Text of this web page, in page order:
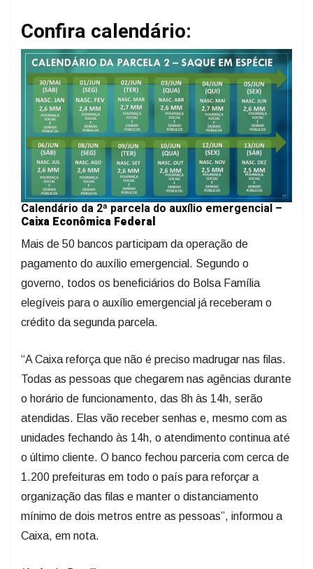
Confira calendário:
Calendário da 2ª parcela do auxílio emergencial –
Caixa Econômica Federal
Mais de 50 bancos participam da operação de
pagamento do auxílio emergencial. Segundo o
governo, todos os beneficiários do Bolsa Família
elegíveis para o auxílio emergencial já receberam o
crédito da segunda parcela.
“A Caixa reforça que não é preciso madrugar nas filas.
Todas as pessoas que chegarem nas agências durante
o horário de funcionamento, das 8h às 14h, serão
atendidas. Elas vão receber senhas e, mesmo com as
unidades fechando às 14h, o atendimento continua até
o último cliente. O banco fechou parceria com cerca de
1.200 prefeituras em todo o país para reforçar a
organização das filas e manter o distanciamento
mínimo de dois metros entre as pessoas”, informou a
Caixa, em nota.